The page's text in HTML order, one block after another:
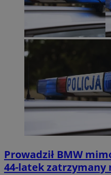
Prowadził BMW
44-latek zatrzymany